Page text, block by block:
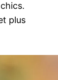
plus